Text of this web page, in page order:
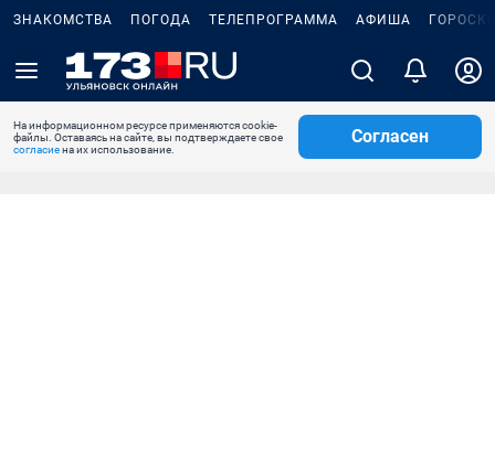
ЗНАКОМСТВА ПОГОДА ТЕЛЕПРОГРАММА АФИША
На информационном ресурсе применяются cookie-
файлы. Оставаясь на сайте, вы подтверждаете свое
согласиена их использование.
Согласен